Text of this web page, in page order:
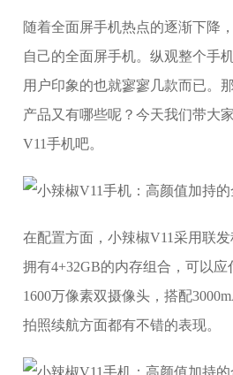
随着全面屏手机热点的逐渐下降
自己的全面屏手机。纵观整个手
用户印象的也就寥寥几款而已。
产品又有哪些呢？今天我们带大
V11手机吧。
在配置方面，小辣椒V11采用联发
拥有4+32GB的内存组合，可以
1600万像素双摄像头，搭配
拍照续航方面都有不错的表现。